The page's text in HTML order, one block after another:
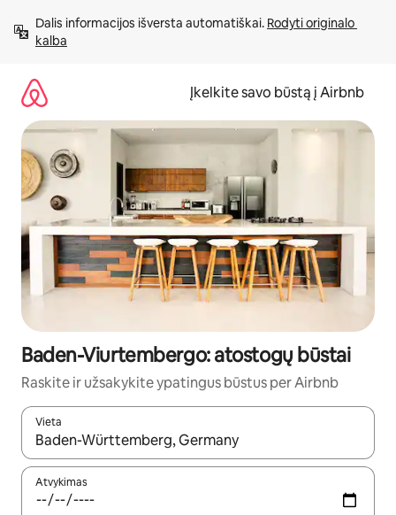
prie
turinio
Dalis informacijos išversta automatiškai. Rodyti originalo
kalba
Įkelkite savo būstą į Airbnb
Baden-Viurtembergo: atostogų būstai
Raskite ir užsakykite ypatingus būstus per Airbnb
Vieta
Kai pasirodys paieškos rezultatai, juos naršyti galite
Atvykimas